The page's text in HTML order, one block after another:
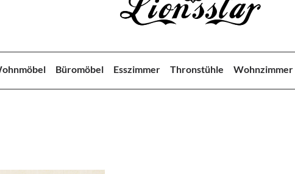
Büromöbel Esszimmer Thronstühle Wohnzimmer